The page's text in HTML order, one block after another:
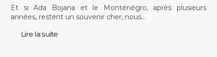
Et si Ada Bojana et le Monténégro, après plusieurs
années, restent un souvenir cher, nous…
Lire la suite